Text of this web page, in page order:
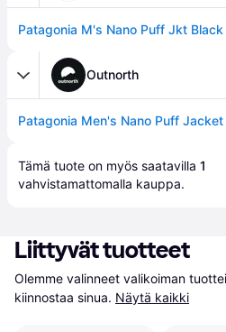
Patagonia M's Nano Puff Jkt Black
Outnorth
Patagonia Men's Nano Puff
Tämä tuote on myös saatavilla 1
vahvistamattomalla kauppa.
Liittyvät tuotteet
Olemme valinneet valikoiman
kiinnostaa sinua. Näytä kaikki